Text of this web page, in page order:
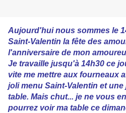
Aujourd'hui nous sommes le
Saint-Valentin la fête des
l'anniversaire de mon
Je travaille jusqu'à 14h30 ce
vite me mettre aux fourneaux
joli menu Saint-Valentin et
table. Mais chut... je ne vous
pourrez voir ma table ce